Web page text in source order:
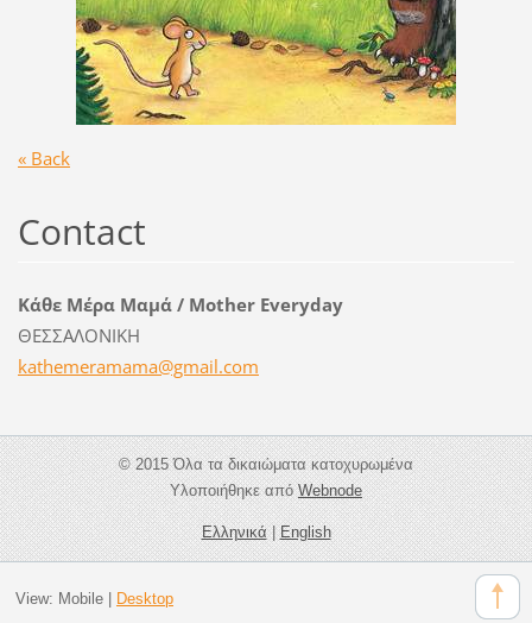
« Back
Contact
Κάθε Μέρα Μαμά / Mother Everyday
ΘΕΣΣΑΛΟΝΙΚΗ
kathemeramama@gmail.com
© 2015 Όλα τα δικαιώματα κατοχυρωμένα
Υλοποιήθηκε απόWebnode
Ελληνικά|English
View: Mobile| Desktop